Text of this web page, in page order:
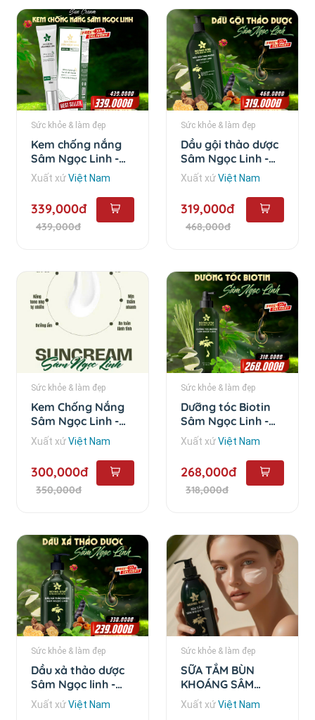
Sức khỏe & làm đẹp
Kem chống nắng
Sâm Ngọc Linh -
50ml
Xuất xứViệt Nam
339,000đ
439,000đ
Sức khỏe & làm đẹp
Dầu gội thảo dược
Sâm Ngọc Linh -
500ml
Xuất xứViệt Nam
319,000đ
468,000đ
Sức khỏe & làm đẹp
Kem Chống Nắng
Sâm Ngọc Linh -
50g
Xuất xứViệt Nam
300,000đ
350,000đ
Sức khỏe & làm đẹp
Dưỡng tóc Biotin
Sâm Ngọc Linh -
100ml
Xuất xứViệt Nam
268,000đ
318,000đ
Sức khỏe & làm đẹp
Dầu xả thảo dược
Sâm Ngọc linh -
350
Xuất xứViệt Nam
Sức khỏe & làm đẹp
SỮA TẮM BÙN
KHOÁNG SÂM
NGỌC LINH -
500ml
Xuất xứViệt Nam